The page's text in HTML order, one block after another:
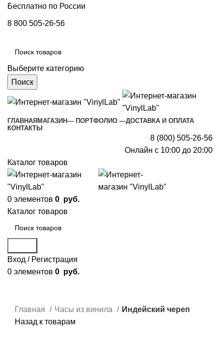
Бесплатно по России
8 800 505-26-56
Выберите категорию
Поиск
ГЛАВНАЯ МАГАЗИН— ПОРТФОЛИО —ДОСТАВКА И ОПЛАТА
КОНТАКТЫ
8 (800) 505-26-56
Онлайн с 10:00 до 20:00
Каталог товаров
0 элементов 0 руб.
Каталог товаров
Вход / Регистрация
0 элементов 0 руб.
Главная
Часы из винила
Индейский череп
Назад к товарам